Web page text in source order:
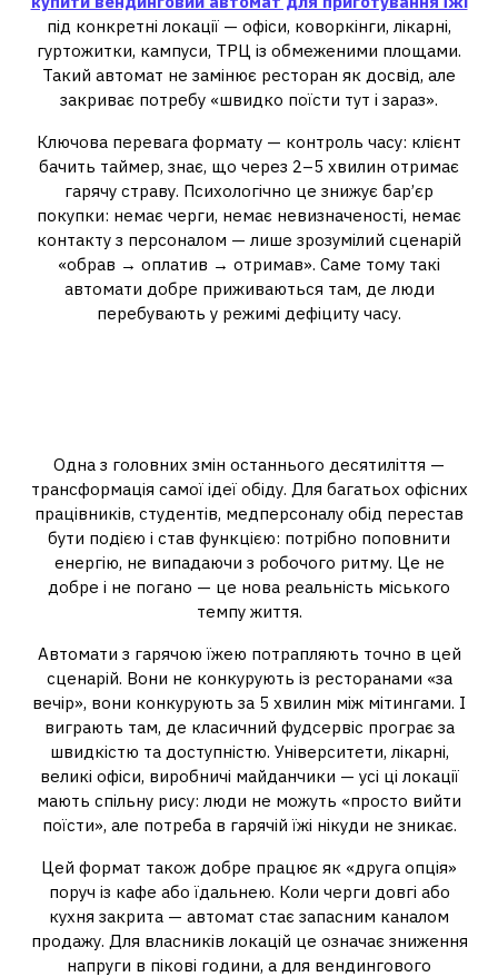
під конкретні локації — офіси, коворкінги, лікарні,
гуртожитки, кампуси, ТРЦ із обмеженими площами.
Такий автомат не замінює ресторан як досвід, але
закриває потребу «швидко поїсти тут і зараз».
Ключова перевага формату — контроль часу: клієнт
бачить таймер, знає, що через 2–5 хвилин отримає
гарячу страву. Психологічно це знижує бар’єр
покупки: немає черги, немає невизначеності, немає
контакту з персоналом — лише зрозумілий сценарій
«обрав → оплатив → отримав». Саме тому такі
автомати добре приживаються там, де люди
перебувають у режимі дефіциту часу.
Одна з головних змін останнього десятиліття —
трансформація самої ідеї обіду. Для багатьох офісних
працівників, студентів, медперсоналу обід перестав
бути подією і став функцією: потрібно поповнити
енергію, не випадаючи з робочого ритму. Це не
добре і не погано — це нова реальність міського
темпу життя.
Автомати з гарячою їжею потрапляють точно в цей
сценарій. Вони не конкурують із ресторанами «за
вечір», вони конкурують за 5 хвилин між мітингами. І
виграють там, де класичний фудсервіс програє за
швидкістю та доступністю. Університети, лікарні,
великі офіси, виробничі майданчики — усі ці локації
мають спільну рису: люди не можуть «просто вийти
поїсти», але потреба в гарячій їжі нікуди не зникає.
Цей формат також добре працює як «друга опція»
поруч із кафе або їдальнею. Коли черги довгі або
кухня закрита — автомат стає запасним каналом
продажу. Для власників локацій це означає зниження
напруги в пікові години, а для вендингового